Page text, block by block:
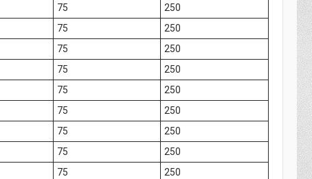
75
250
75
250
75
250
75
250
75
250
75
250
75
250
75
250
75
250